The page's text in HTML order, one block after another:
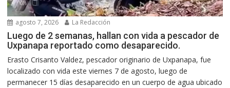
agosto 7, 2026 La Redacción
Luego de 2 semanas, hallan con vida a pescador de
Uxpanapa reportado como desaparecido.
Erasto Crisanto Valdez, pescador originario de Uxpanapa, fue
localizado con vida este viernes 7 de agosto, luego de
permanecer 15 días desaparecido en un cuerpo de agua ubicado